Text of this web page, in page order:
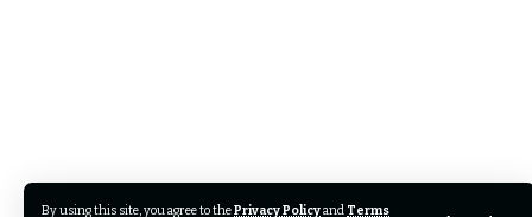
By using this site, you agree to thePrivacy Policyand Terms